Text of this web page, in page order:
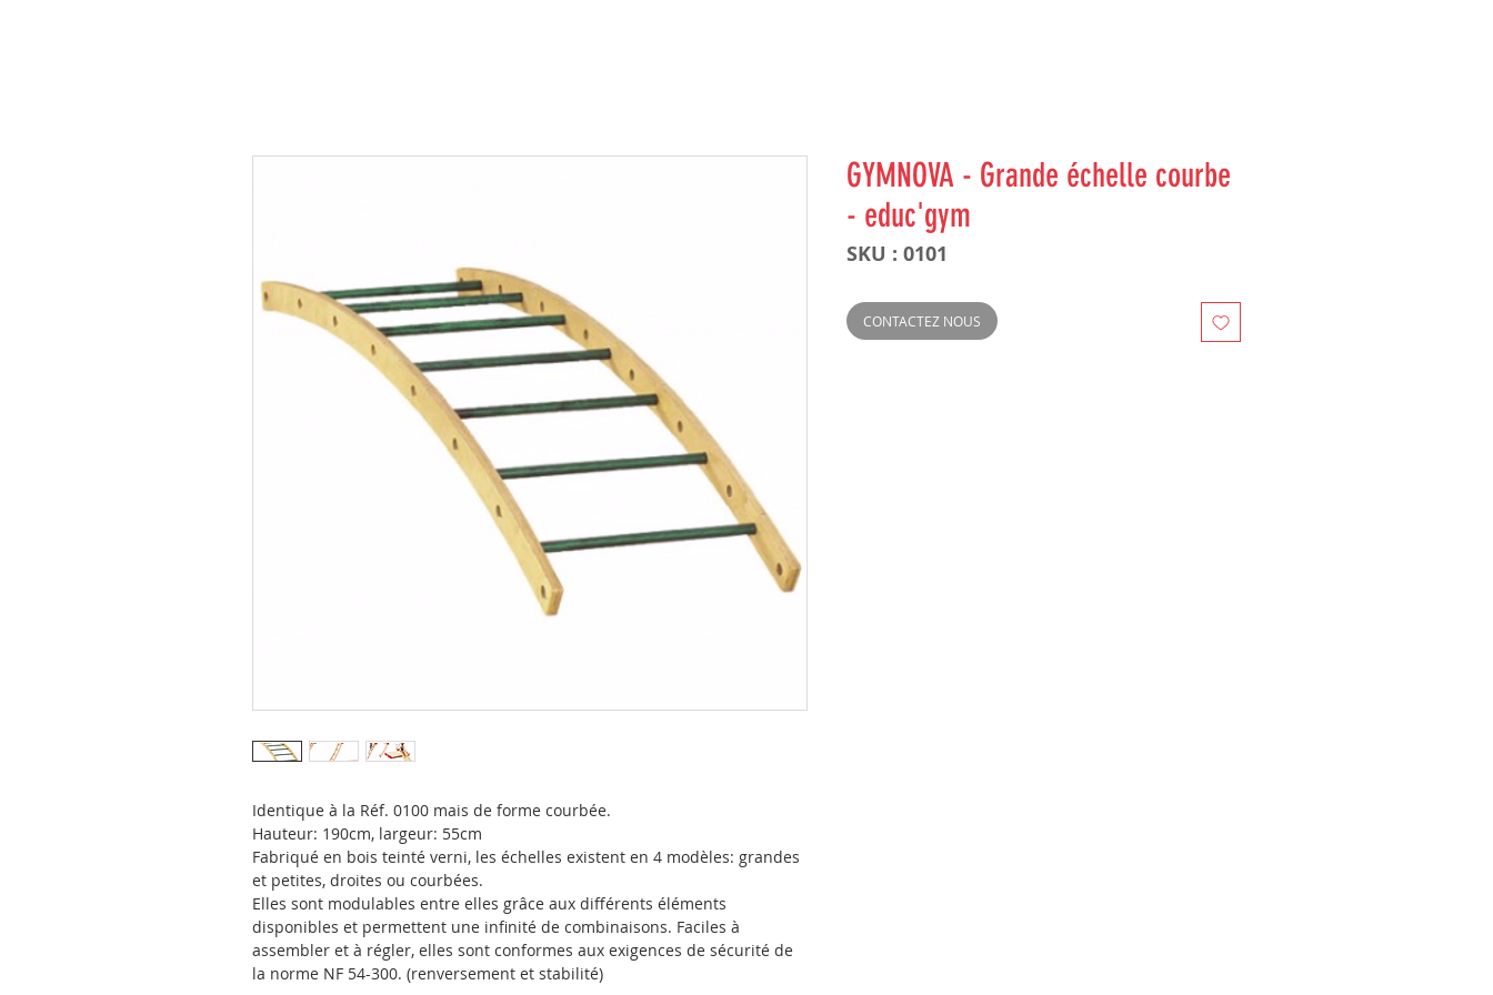
Identique à la Réf. 0100 mais de forme courbée.
Hauteur: 190cm, largeur: 55cm
Fabriqué en bois teinté verni, les échelles existent en 4 modèles: grandes
et petites, droites ou courbées.
Elles sont modulables entre elles grâce aux différents éléments
disponibles et permettent une infinité de combinaisons. Faciles à
assembler et à régler, elles sont conformes aux exigences de sécurité de
la norme NF 54-300. (renversement et stabilité)
GYMNOVA - Grande échelle courbe
- educ'gym
SKU : 0101
CONTACTEZ NOUS